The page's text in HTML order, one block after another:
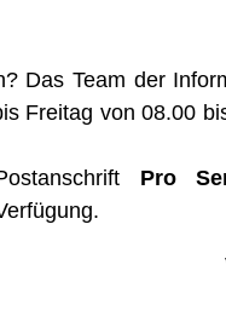
Das Team der
Freitag von 08.00
Pro